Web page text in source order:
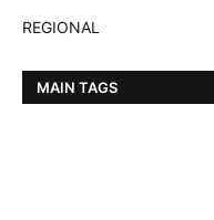
REGIONAL
MAIN TAGS